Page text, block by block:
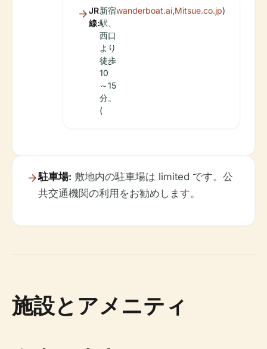
JR
線:
新宿
駅、
西口
より
徒歩
10
～15
分。
(
wanderboat.ai,Mitsue.co.jp)
駐車場: 敷地内の駐車場は limited です。公
共交通機関の利用をお勧めします。
施設とアメニティ